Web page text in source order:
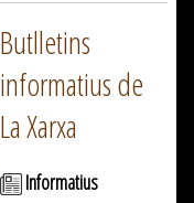
Butlletins
informatius de
La Xarxa
Informatius